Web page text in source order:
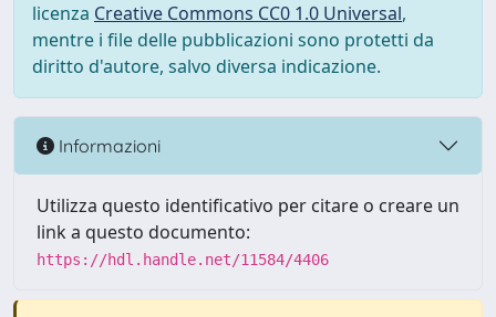
licenza Creative Commons CC0 1.0 Universal,
mentre i file delle pubblicazioni sono protetti da
diritto d'autore, salvo diversa indicazione.
Informazioni
Utilizza questo identificativo per citare o creare un
link a questo documento:
https://hdl.handle.net/11584/4406